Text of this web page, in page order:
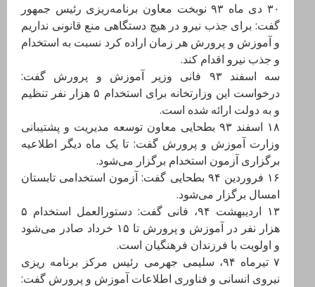
۳۰ دی ماه ۹۳ نوبخت معاون برنامه‌ریزی رئیس جمهور
گفت: برای جذب نیرو در هیچ دستگاهی منع قانونی نداریم
و آموزش و پرورش هر زمان اراده کرد نسبت به استخدام
و جذب نیرو اقدام کند.
سه اسفند ۹۳ فانی وزیر آموزش و پرورش گفت:
درخواست این وزارتخانه برای استخدام ۵ هزار نفر تنظیم
و به دولت ارائه شده است.
۱۸ اسفند ۹۳ بطحایی معاون توسعه مدیریت و پشتیبانی
وزارت آموزش و پرورش گفت: تا یک ماه دیگر اطلاعیه
برگزاری آزمون استخدام برگزار می‌شود.
۱۶ فروردین ۹۴ بطحایی گفت: آزمون استخدامی تابستان
امسال برگزار می‌شود.
۱۳ اردیبهشت ۹۴، فانی گفت: دستورالعمل استخدام ۵
هزار نفر در آموزش و پرورش تا ۱۵ خرداد صادر می‌شود
و اولویت با فرزندان فرهنگیان است.
۷ تیرماه ۹۴، سلیمی جهرمی رئیس مرکز برنامه ریزی
نیروی انسانی و فناوری اطلاعات آموزش و پرورش گفت: